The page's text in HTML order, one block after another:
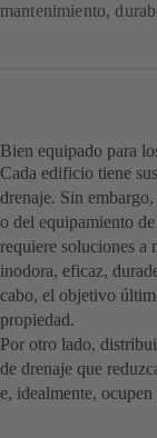
mantenimiento,
Bien equipado para
Cada edificio tiene
drenaje. Sin
o del equipamiento
requiere soluciones a
inodora, eficaz,
cabo, el objetivo
propiedad.
Por otro lado,
de drenaje que
e, idealmente,